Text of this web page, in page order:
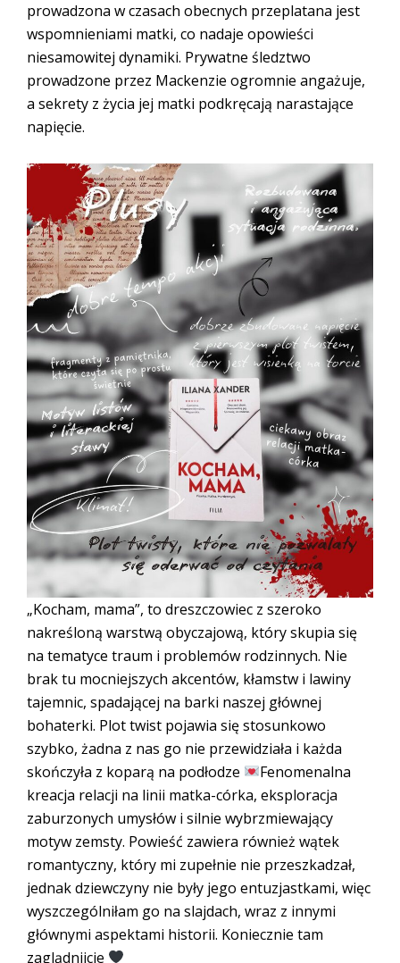
prowadzona w czasach obecnych przeplatana jest
wspomnieniami matki, co nadaje opowieści
niesamowitej dynamiki. Prywatne śledztwo
prowadzone przez Mackenzie ogromnie angażuje,
a sekrety z życia jej matki podkręcają narastające
napięcie.
„Kocham, mama”, to dreszczowiec z szeroko
nakreśloną warstwą obyczajową, który skupia się
na tematyce traum i problemów rodzinnych. Nie
brak tu mocniejszych akcentów, kłamstw i lawiny
tajemnic, spadającej na barki naszej głównej
bohaterki. Plot twist pojawia się stosunkowo
szybko, żadna z nas go nie przewidziała i każda
skończyła z koparą na podłodze
Fenomenalna
kreacja relacji na linii matka-córka, eksploracja
zaburzonych umysłów i silnie wybrzmiewający
motyw zemsty. Powieść zawiera również wątek
romantyczny, który mi zupełnie nie przeszkadzał,
jednak dziewczyny nie były jego entuzjastkami, więc
wyszczególniłam go na slajdach, wraz z innymi
głównymi aspektami historii. Koniecznie tam
zaglądnijcie